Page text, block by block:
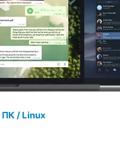
ПК / Linux